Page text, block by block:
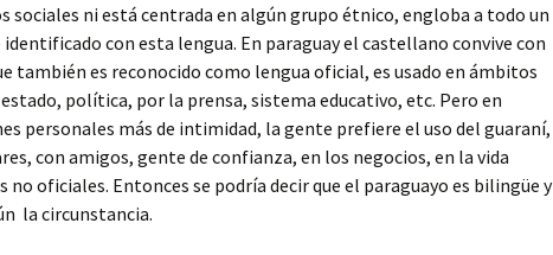
sociales ni está centrada en algún grupo étnico, engloba a todo un
identificado con esta lengua. En paraguay el castellano convive con
también es reconocido como lengua oficial, es usado en ámbitos
política, por la prensa, sistema educativo, etc. Pero en
personales más de intimidad, la gente prefiere el uso del guaraní,
con amigos, gente de confianza, en los negocios, en la vida
no oficiales. Entonces se podría decir que el paraguayo es bilingüe y
la circunstancia.